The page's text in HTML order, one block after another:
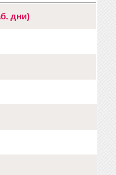
дни)